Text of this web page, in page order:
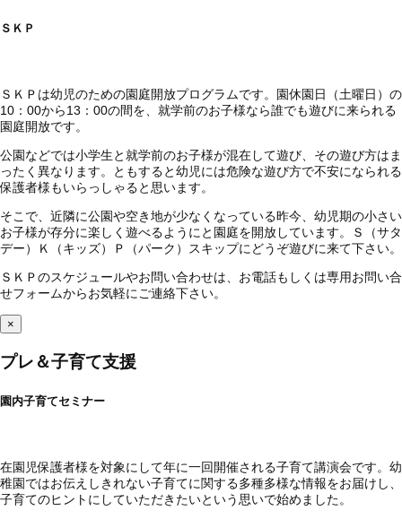
ＳＫＰ
ＳＫＰは幼児のための園庭開放プログラムです。園休園日（土曜日）の
10：00から13：00の間を、就学前のお子様なら誰でも遊びに来られる
園庭開放です。
公園などでは小学生と就学前のお子様が混在して遊び、その遊び方はま
ったく異なります。ともすると幼児には危険な遊び方で不安になられる
保護者様もいらっしゃると思います。
そこで、近隣に公園や空き地が少なくなっている昨今、幼児期の小さい
お子様が存分に楽しく遊べるようにと園庭を開放しています。Ｓ（サタ
デー）Ｋ（キッズ）Ｐ（パーク）スキップにどうぞ遊びに来て下さい。
ＳＫＰのスケジュールやお問い合わせは、お電話もしくは専用お問い合
せフォームからお気軽にご連絡下さい。
×
プレ＆子育て支援
園内子育てセミナー
在園児保護者様を対象にして年に一回開催される子育て講演会です。幼
稚園ではお伝えしきれない子育てに関する多種多様な情報をお届けし、
子育てのヒントにしていただきたいという思いで始めました。